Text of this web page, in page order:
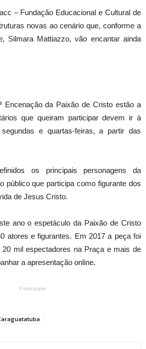
– Fundação Educacional e Cultural de
novas ao cenário que, conforme a
Silmara Mattiazzo, vão encantar ainda
Encenação da Paixão de Cristo estão a
que queiram participar devem ir à
e quartas-feiras, a partir das
os principais personagens da
público que participa como figurante dos
de Jesus Cristo.
ano o espetáculo da Paixão de Cristo
atores e figurantes. Em 2017 a peça foi
mil espectadores na Praça e mais de
a apresentação online.
Publicidade